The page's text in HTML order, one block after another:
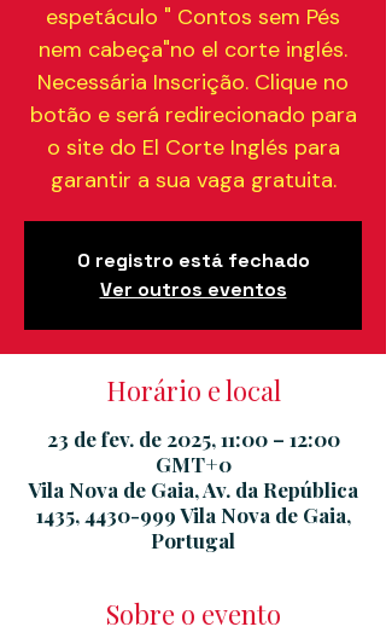
espetáculo " Contos sem Pés
nem cabeça"no el corte inglés.
Necessária Inscrição. Clique no
botão e será redirecionado para
o site do El Corte Inglés para
garantir a sua vaga gratuita.
O registro está fechado
Ver outros eventos
Horário e local
23 de fev. de 2025, 11:00 – 12:00
GMT+0
Vila Nova de Gaia, Av. da República
1435, 4430-999 Vila Nova de Gaia,
Portugal
Sobre o evento